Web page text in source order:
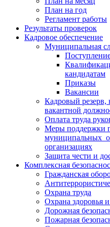
План на год
Регламент работы
Результаты проверок
Кадровое обеспечение
Муниципальная
кандидатам
Приказы
Вакансии
Кадровый резерв,
вакантной
Оплата труда
Меры поддержки
муниципальных
организациях
Защита чести и
Комплексная
Гражданская
Охрана труда
Охрана здоровья
Дорожная
Пожарная